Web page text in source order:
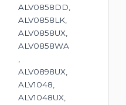
ALV0858DD,
ALV0858LK,
ALV0858UX,
ALV0858WA
ALV0898UX,
ALV1048,
ALV1048UX,